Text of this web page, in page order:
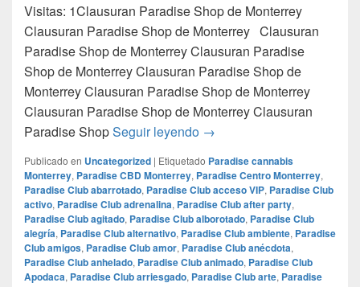
Visitas: 1Clausuran Paradise Shop de Monterrey
Clausuran Paradise Shop de Monterrey Clausuran
Paradise Shop de Monterrey Clausuran Paradise
Shop de Monterrey Clausuran Paradise Shop de
Monterrey Clausuran Paradise Shop de Monterrey
Clausuran Paradise Shop de Monterrey Clausuran
Paradise ShopSeguir leyendo Clausuran Paradise Shop
→
Publicado en Uncategorized | Etiquetado Paradise cannabis
Monterrey, Paradise CBD Monterrey, Paradise Centro Monterrey,
Paradise Club abarrotado, Paradise Club acceso VIP, Paradise Club
activo, Paradise Club adrenalina, Paradise Club after party,
Paradise Club agitado, Paradise Club alborotado, Paradise Club
alegría, Paradise Club alternativo, Paradise Club ambiente, Paradise
Club amigos, Paradise Club amor, Paradise Club anécdota,
Paradise Club anhelado, Paradise Club animado, Paradise Club
Apodaca, Paradise Club arriesgado, Paradise Club arte, Paradise